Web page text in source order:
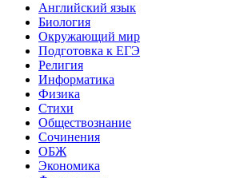
Английский язык
Биология
Окружающий мир
Подготовка к ЕГЭ
Религия
Информатика
Физика
Стихи
Обществознание
Сочинения
ОБЖ
Экономика